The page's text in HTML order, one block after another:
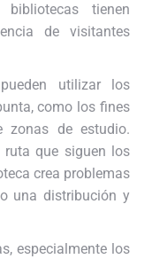
tienen
de visitantes
utilizar los
como los fines
de estudio.
ruta que siguen los
crea problemas
una distribución y
especialmente los